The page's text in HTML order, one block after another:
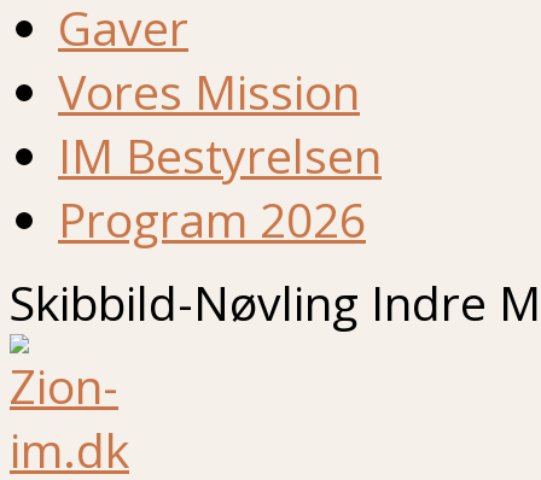
Gaver
Vores Mission
IM Bestyrelsen
Program 2026
Skibbild-Nøvling Indre